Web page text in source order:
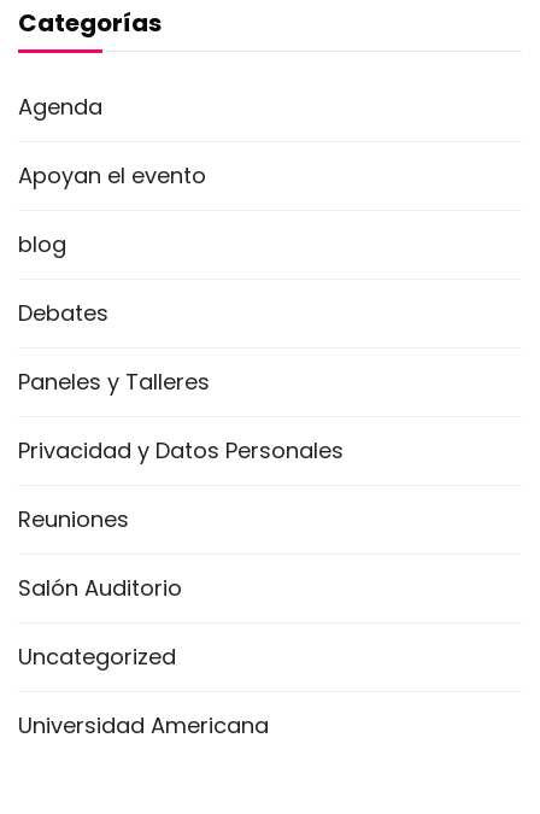
Categorías
Agenda
Apoyan el evento
blog
Debates
Paneles y Talleres
Privacidad y Datos Personales
Reuniones
Salón Auditorio
Uncategorized
Universidad Americana